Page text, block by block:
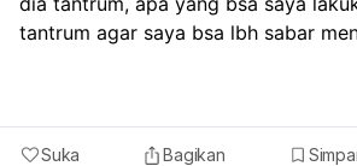
tantrum agar saya bsa lbh sabar
Suka Bagikan